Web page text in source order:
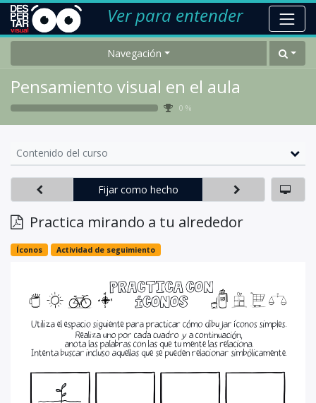
Ver para entender
Navegación
Pensamiento visual en el aula
0 %
Contenido del curso
Practica mirando a tu alrededor
Fijar como hecho
Íconos Actividad de seguimiento